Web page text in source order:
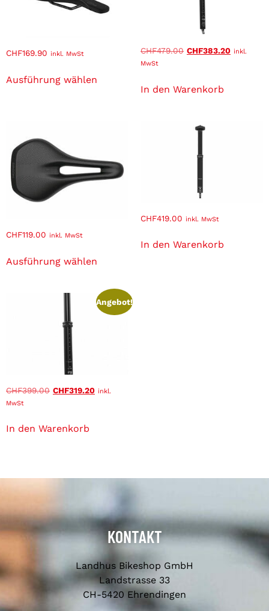
CHF169.90 inkl. MwSt
Ausführung wählen
CHF479.00 CHF383.20 inkl.
MwSt
In den Warenkorb
CHF119.00 inkl. MwSt
Ausführung wählen
CHF419.00 inkl. MwSt
In den Warenkorb
Angebot!
CHF399.00 CHF319.20 inkl.
MwSt
In den Warenkorb
KONTAKT
Landhus Bikeshop GmbH
Landstrasse 33
CH-5420 Ehrendingen